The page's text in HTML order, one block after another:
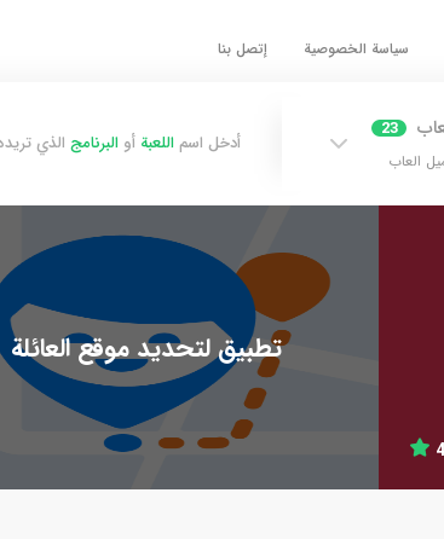
سياسة الخصوصية إتصل بنا
23
العاب
أدخل اسم اللعبة أو البرنامج الذي
تطبيق لتحديد موقع العائلة